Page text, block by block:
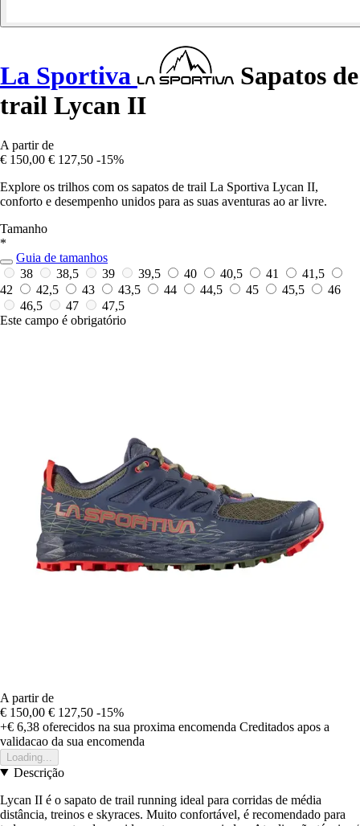
La Sportiva
Sapatos de
trail Lycan II
A partir de
€ 150,00 € 127,50 -15%
Explore os trilhos com os sapatos de trail La Sportiva Lycan II,
conforto e desempenho unidos para as suas aventuras ao ar livre.
Tamanho
*
Guia de tamanhos
38
38,5 39 39,5 40 40,5 41
41,5
42
42,5 43 43,5 44 44,5 45 45,5
46
46,5
47
47,5
Este campo é obrigatório
A partir de
€ 150,00 € 127,50 -15%
+€ 6,38 oferecidos na sua proxima encomenda Creditados apos a
validacao da sua encomenda
Loading...
Descrição
Lycan II é o sapato de trail running ideal para corridas de média
distância, treinos e skyraces. Muito confortável, é recomendado para